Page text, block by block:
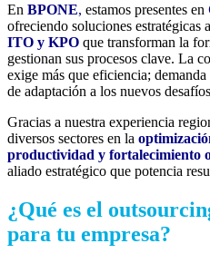
En BPONE, estamos presentes en
ofreciendo soluciones estratégicas
ITO y KPO que transforman la
gestionan sus procesos clave. La
exige más que eficiencia;
de adaptación a los nuevos
Gracias a nuestra experiencia
diversos sectores en la
productividad y fortalecimiento
aliado estratégico que potencia
¿Qué es el
para tu empresa?